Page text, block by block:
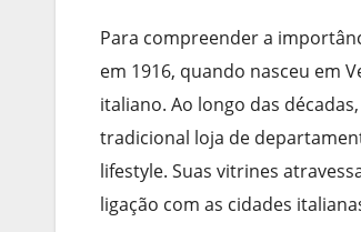
Para compreender a
em 1916, quando nasceu em
italiano. Ao longo das
tradicional loja de
lifestyle. Suas vitrines
ligação com as cidades